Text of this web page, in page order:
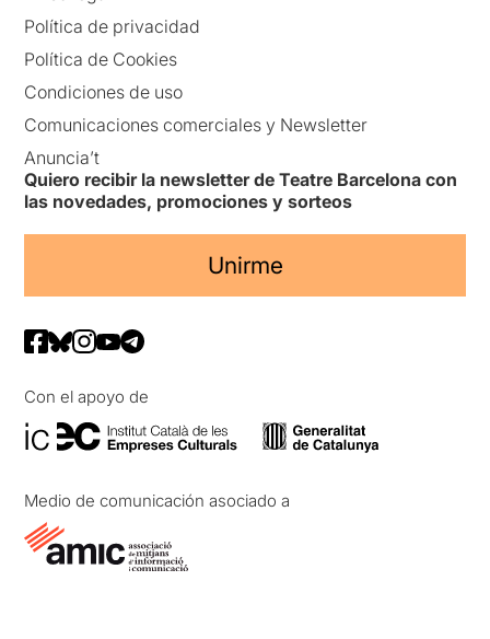
Política de privacidad
Política de Cookies
Condiciones de uso
Comunicaciones comerciales y Newsletter
Anuncia’t
Quiero recibir la newsletter de Teatre Barcelona con
las novedades, promociones y sorteos
Unirme
Con el apoyo de
Medio de comunicación asociado a